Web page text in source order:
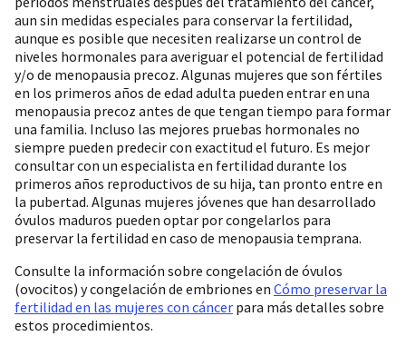
aun sin medidas especiales para conservar la fertilidad,
aunque es posible que necesiten realizarse un control de
niveles hormonales para averiguar el potencial de fertilidad
y/o de menopausia precoz. Algunas mujeres que son fértiles
en los primeros años de edad adulta pueden entrar en una
menopausia precoz antes de que tengan tiempo para formar
una familia. Incluso las mejores pruebas hormonales no
siempre pueden predecir con exactitud el futuro. Es mejor
consultar con un especialista en fertilidad durante los
primeros años reproductivos de su hija, tan pronto entre en
la pubertad. Algunas mujeres jóvenes que han desarrollado
óvulos maduros pueden optar por congelarlos para
preservar la fertilidad en caso de menopausia temprana.
Consulte la información sobre congelación de óvulos
(ovocitos) y congelación de embriones en Cómo preservar la
fertilidad en las mujeres con cáncer para más detalles sobre
estos procedimientos.